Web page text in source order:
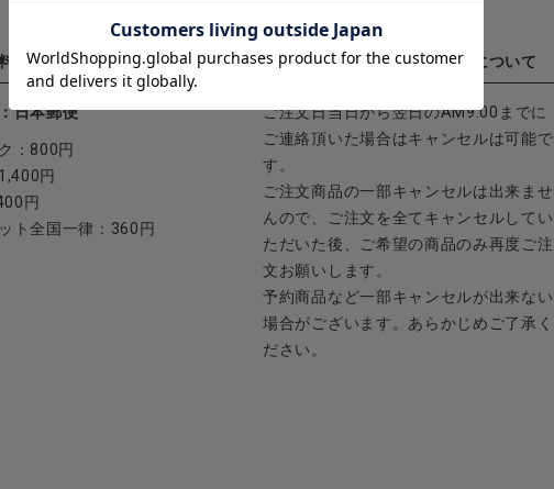
について
日本郵便
：800円
円
円
ト全国一律：360円
注文内容の変更・キャンセルについて
ご注文日当日から翌日のAM9:00までに
ご連絡頂いた場合はキャンセルは可能で
す。
ご注文商品の一部キャンセルは出来ませ
んので、ご注文を全てキャンセルしてい
ただいた後、ご希望の商品のみ再度ご注
文お願いします。
予約商品など一部キャンセルが出来ない
場合がございます。あらかじめご了承く
ださい。